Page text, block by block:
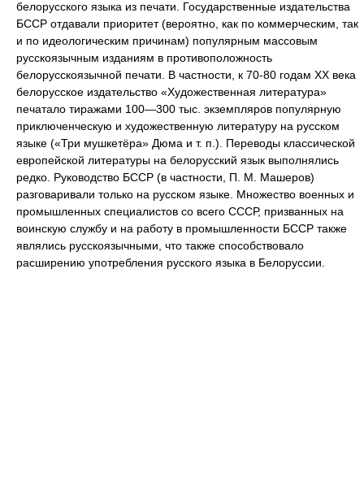
белорусского языка из печати. Государственные издательства
БССР отдавали приоритет (вероятно, как по коммерческим, так
и по идеологическим причинам) популярным массовым
русскоязычным изданиям в противоположность
белорусскоязычной печати. В частности, к 70-80 годам XX века
белорусское издательство «Художественная литература»
печатало тиражами 100—300 тыс. экземпляров популярную
приключенческую и художественную литературу на русском
языке («Три мушкетёра» Дюма и т. п.). Переводы классической
европейской литературы на белорусский язык выполнялись
редко. Руководство БССР (в частности, П. М. Машеров)
разговаривали только на русском языке. Множество военных и
промышленных специалистов со всего СССР, призванных на
воинскую службу и на работу в промышленности БССР также
являлись русскоязычными, что также способствовало
расширению употребления русского языка в Белоруссии.